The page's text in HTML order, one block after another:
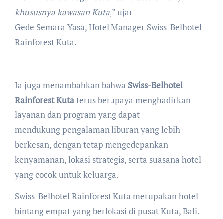
khususnya kawasan Kuta,” ujar
Gede Semara Yasa, Hotel Manager Swiss-Belhotel
Rainforest Kuta.
Ia juga menambahkan bahwa Swiss-Belhotel
Rainforest Kutaterus berupaya menghadirkan
layanan dan program yang dapat
mendukung pengalaman liburan yang lebih
berkesan, dengan tetap mengedepankan
kenyamanan, lokasi strategis, serta suasana hotel
yang cocok untuk keluarga.
Swiss-Belhotel Rainforest Kuta merupakan hotel
bintang empat yang berlokasi di pusat Kuta, Bali.